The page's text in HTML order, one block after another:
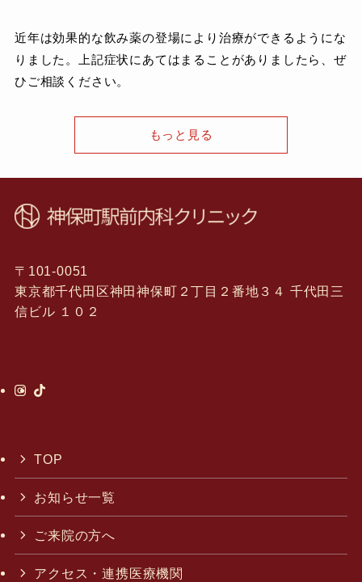
近年は効果的な飲み薬の登場により治療ができるようにな
りました。上記症状にあてはまることがありましたら、ぜ
ひご相談ください。
もっと見る
〒101-0051
東京都千代田区神田神保町２丁目２番地３４ 千代田三
信ビル １０２
TOP
お知らせ一覧
ご来院の方へ
アクセス・連携医療機関